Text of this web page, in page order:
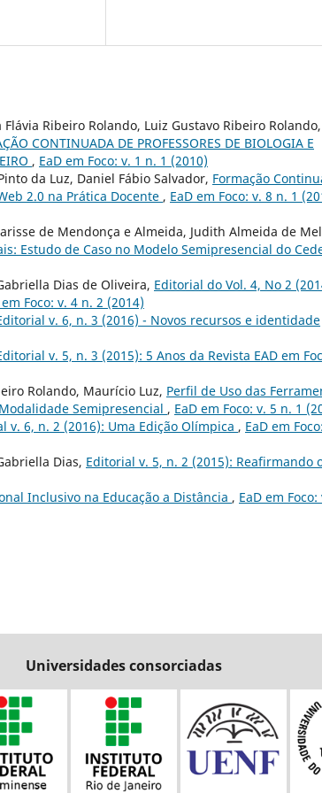
Ribeiro Rolando, Luiz Gustavo Ribeiro Rolando,
CONTINUADA DE PROFESSORES DE BIOLOGIA E
, EaD em Foco: v. 1 n. 1 (2010)
da Luz, Daniel Fábio Salvador, Formação
2.0 na Prática Docente , EaD em Foco: v. 8 n. 1
de Mendonça e Almeida, Judith Almeida de
Estudo de Caso no Modelo Semipresencial do
Dias de Oliveira, Editorial do Vol. 4, No 2
em Foco: v. 4 n. 2 (2014)
v. 6, n. 3 (2016) - Novos recursos e identidade
v. 5, n. 3 (2015): 5 Anos da Revista EAD em
Rolando, Maurí­cio Luz, Perfil de Uso das
Semipresencial , EaD em Foco: v. 5 n. 1
v. 6, n. 2 (2016): Uma Edição Olímpica , EaD em
Dias, Editorial v. 5, n. 2 (2015): Reafirmando
Inclusivo na Educação a Distância , EaD em Foco:
Universidades consorciadas